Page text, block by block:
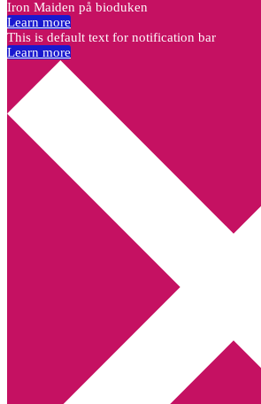
Iron Maiden på bioduken
Learn more
This is default text for notification bar
Learn more